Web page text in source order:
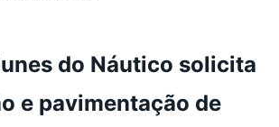
do Náutico solicita
e pavimentação de